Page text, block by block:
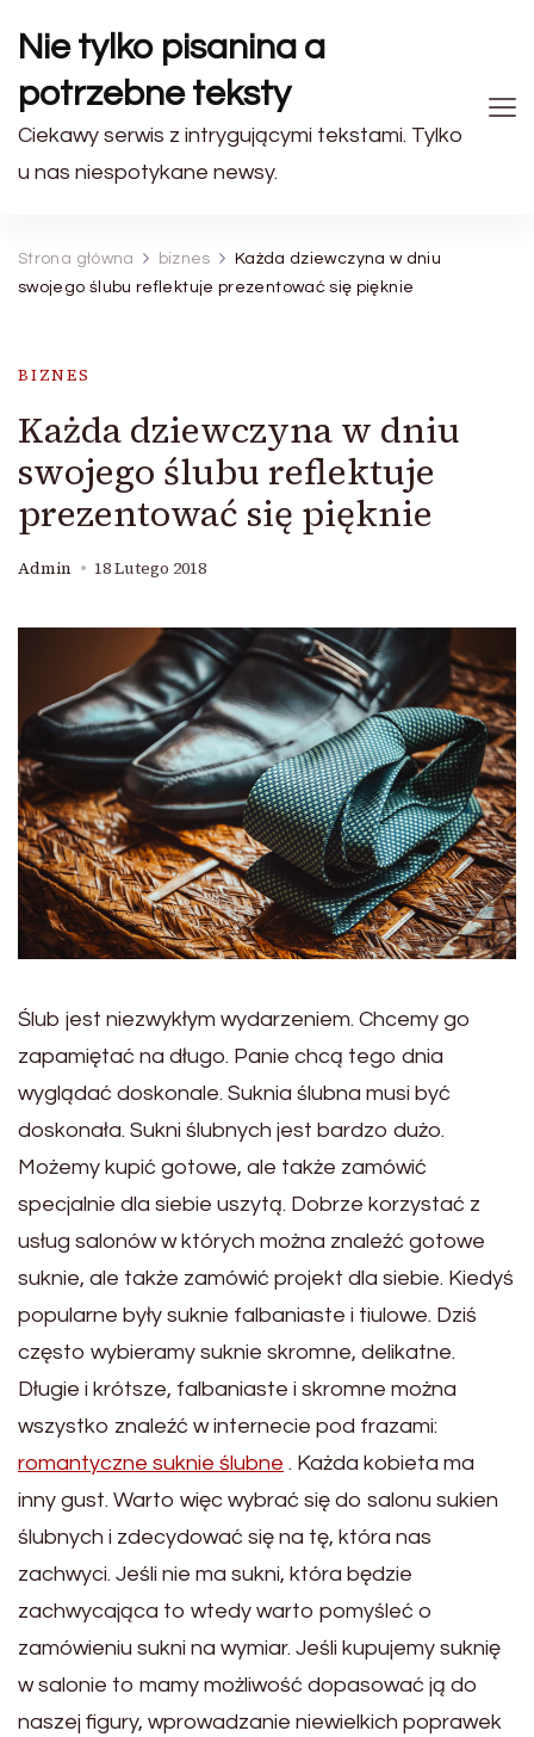
Nie tylko pisanina a
potrzebne teksty
Ciekawy serwis z intrygującymi tekstami. Tylko
u nas niespotykane newsy.
Strona główna biznes
Każda dziewczyna w dniu
swojego ślubu reflektuje prezentować się pięknie
BIZNES
Każda dziewczyna w dniu
swojego ślubu reflektuje
prezentować się pięknie
Admin 18 Lutego 2018
Ślub jest niezwykłym wydarzeniem. Chcemy go
zapamiętać na długo. Panie chcą tego dnia
wyglądać doskonale. Suknia ślubna musi być
doskonała. Sukni ślubnych jest bardzo dużo.
Możemy kupić gotowe, ale także zamówić
specjalnie dla siebie uszytą. Dobrze korzystać z
usług salonów w których można znaleźć gotowe
suknie, ale także zamówić projekt dla siebie. Kiedyś
popularne były suknie falbaniaste i tiulowe. Dziś
często wybieramy suknie skromne, delikatne.
Długie i krótsze, falbaniaste i skromne można
wszystko znaleźć w internecie pod frazami:
romantyczne suknie ślubne . Każda kobieta ma
inny gust. Warto więc wybrać się do salonu sukien
ślubnych i zdecydować się na tę, która nas
zachwyci. Jeśli nie ma sukni, która będzie
zachwycająca to wtedy warto pomyśleć o
zamówieniu sukni na wymiar. Jeśli kupujemy suknię
w salonie to mamy możliwość dopasować ją do
naszej figury, wprowadzanie niewielkich poprawek